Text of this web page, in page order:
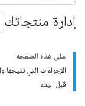
إدارة منتجاتك
على هذه الصفحة
الإجراءات التي تتيحها
قبل البدء